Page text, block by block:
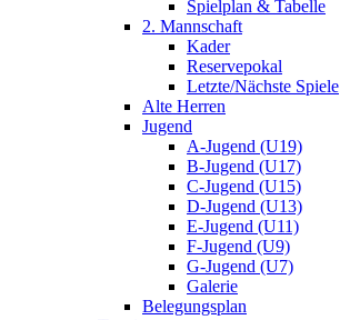
Spielplan & Tabelle
2. Mannschaft
Kader
Reservepokal
Letzte/Nächste Spiele
Alte Herren
Jugend
A-Jugend (U19)
B-Jugend (U17)
C-Jugend (U15)
D-Jugend (U13)
E-Jugend (U11)
F-Jugend (U9)
G-Jugend (U7)
Galerie
Belegungsplan